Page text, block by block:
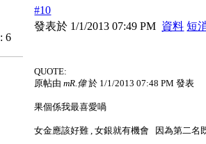
#10
發表於 1/1/2013 07:49 PM 資料 短
QUOTE:
原帖由mR.偉於 1/1/2013 07:48 PM 發表
果個係我最喜愛喎
女金應該好難 , 女銀就有機會 因為第二名